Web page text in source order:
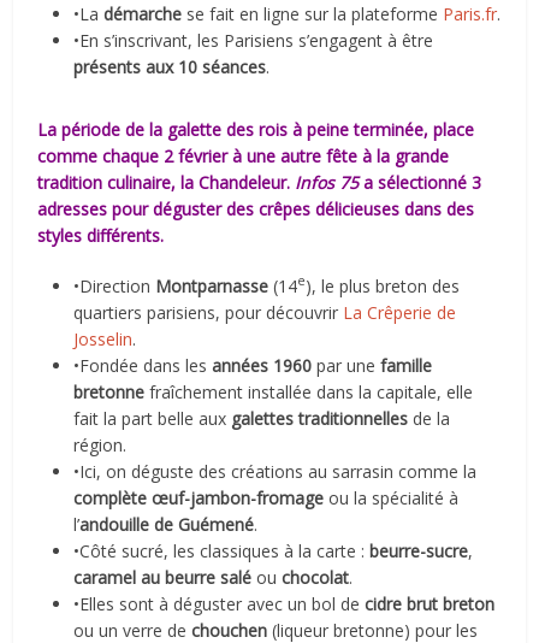
•Ladémarche se fait en ligne sur la plateforme Paris.fr.
•En s’inscrivant, les Parisiens s’engagent à être
présents aux 10 séances.
La période de la galette des rois à peine terminée, place
comme chaque 2 février à une autre fête à la grande
tradition culinaire, la Chandeleur. Infos 75a sélectionné 3
adresses pour déguster des crêpes délicieuses dans des
styles différents.
•Direction Montparnasse(14e), le plus breton des
quartiers parisiens, pour découvrir La Crêperie de
Josselin.
•Fondée dans lesannées 1960 par unefamille
bretonne fraîchement installée dans la capitale, elle
fait la part belle aux galettes traditionnelles de la
région.
•Ici, on déguste des créations au sarrasin comme la
complète œuf-jambon-fromage ou la spécialité à
l’andouille de Guémené.
•Côté sucré, les classiques à la carte :beurre-sucre,
caramel au beurre salé ouchocolat.
•Elles sont à déguster avec un bol decidre brut breton
ou un verre dechouchen (liqueur bretonne) pour les